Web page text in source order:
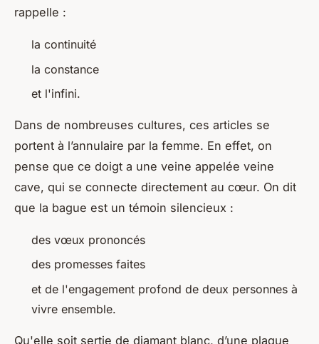
rappelle :
la continuité
la constance
et l'infini.
Dans de nombreuses cultures, ces articles se
portent à l’annulaire par la femme. En effet, on
pense que ce doigt a une veine appelée veine
cave, qui se connecte directement au cœur. On dit
que la bague est un témoin silencieux :
des vœux prononcés
des promesses faites
et de l'engagement profond de deux personnes à
vivre ensemble.
Qu'elle soit sertie de diamant blanc, d’une plaque